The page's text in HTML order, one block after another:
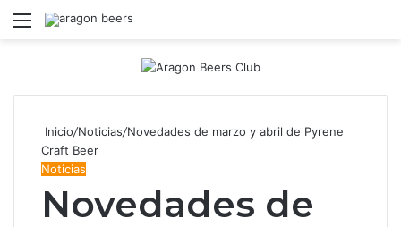
Menú
Inicio/Noticias/Novedades de marzo y abril de Pyrene
Craft Beer
Noticias
Novedades de